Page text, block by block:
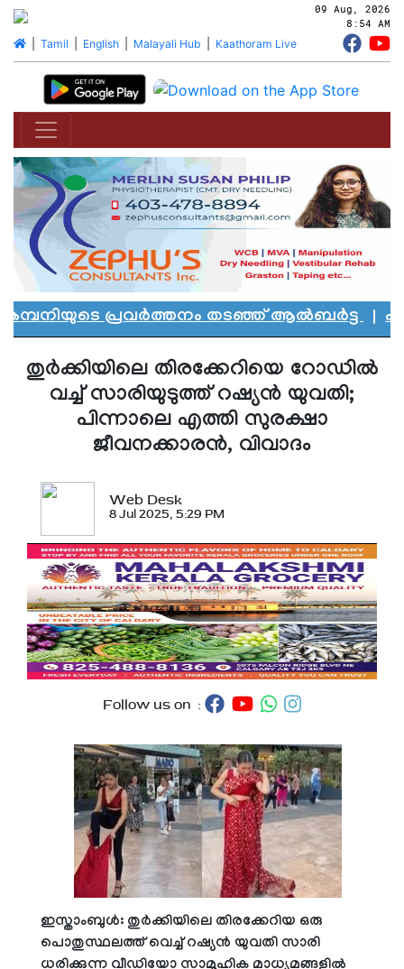
09 Aug, 2026
8:54 AM
| Tamil English| Malayali Hub Kaathoram Live
പ്രവർത്തനം തടഞ്ഞ് ആൽബർട്ട|
തുര്‍ക്കിയിലെ തിരക്കേറിയെ റോഡിൽ
വച്ച് സാരിയുടുത്ത് റഷ്യൻ യുവതി;
പിന്നാലെ എത്തി സുരക്ഷാ
ജീവനക്കാരൻ, വിവാദം
Web Desk
8 Jul 2025, 5:29 PM
Follow us on :
ഇസ്താംബുൾ: തുർക്കിയിലെ തിരക്കേറിയ ഒരു
പൊതുസ്ഥലത്ത് വെച്ച് റഷ്യൻ യുവതി സാരി